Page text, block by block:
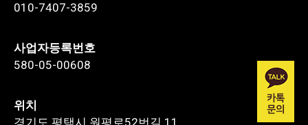
010-7407-3859
사업자등록번호
580-05-00608
위치
경기도 평택시 원평로52번길 11